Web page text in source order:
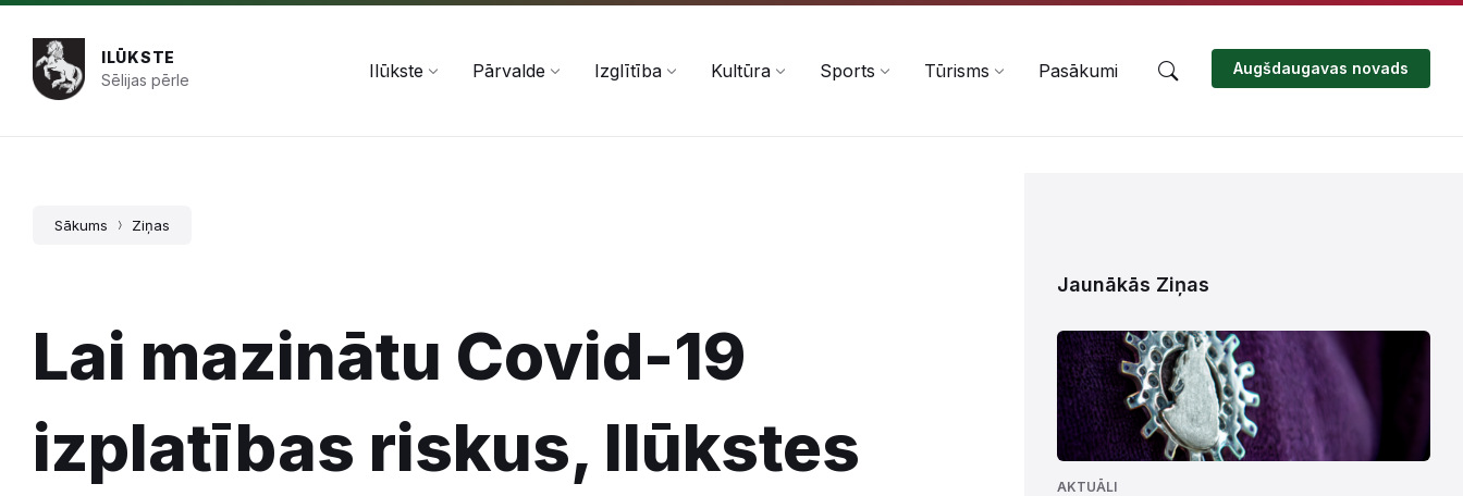
Pāriet
saturu
Skip
navigation
Skip
footer
ILŪKSTE
Sēlijas pērle
Ilūkste Pārvalde Izglītība Kultūra Sports Tūrisms Pasākumi Augšdaugavas novads
Sākums Ziņas
Lai mazinātu Covid-19
izplatības riskus, Ilūkstes
Jaunākās Ziņas
AKTUĀLI